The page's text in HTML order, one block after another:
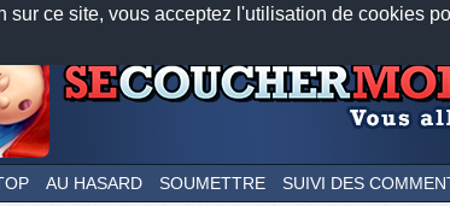
sur ce site, vous acceptez l'utilisation de cookies
Nos
AU HASARD SOUMETTRE SUIVI DES